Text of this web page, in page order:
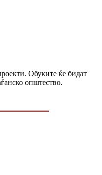
Обуките ќе бидат
општество.